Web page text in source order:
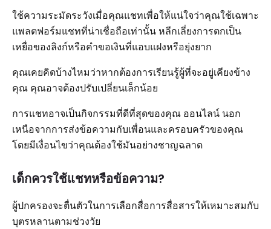
ใช้ความระมัดระวังเมื่อคุณแชทเพื่อให้แน่ใจว่าคุณใช้เฉพาะ
แพลตฟอร์มแชทที่น่าเชื่อถือเท่านั้น หลีกเลี่ยงการตกเป็น
เหยื่อของลิงก์หรือคำขอเงินที่แอบแฝงหรือยุ่งยาก
คุณเคยคิดบ้างไหมว่าหากต้องการเรียนรู้ผู้ที่จะอยู่เคียงข้าง
คุณ คุณอาจต้องปรับเปลี่ยนเล็กน้อย
การแชทอาจเป็นกิจกรรมที่ดีที่สุดของคุณ ออนไลน์ นอก
เหนือจากการส่งข้อความกับเพื่อนและครอบครัวของคุณ
โดยมีเงื่อนไขว่าคุณต้องใช้มันอย่างชาญฉลาด
เด็กควรใช้แชทหรือข้อความ?
ผู้ปกครองจะตื่นตัวในการเลือกสื่อการสื่อสารให้เหมาะสมกับ
บุตรหลานตามช่วงวัย